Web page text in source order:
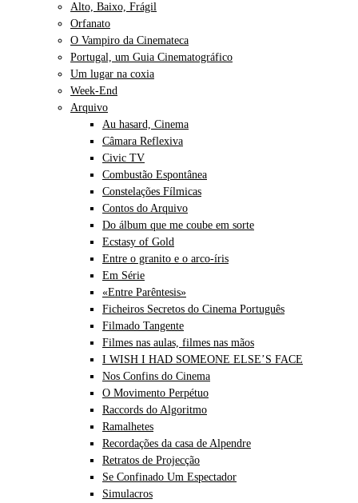
Alto, Baixo, Frágil
Orfanato
O Vampiro da Cinemateca
Portugal, um Guia Cinematográfico
Um lugar na coxia
Week-End
Arquivo
Au hasard, Cinema
Câmara Reflexiva
Civic TV
Combustão Espontânea
Constelações Fílmicas
Contos do Arquivo
Do álbum que me coube em sorte
Ecstasy of Gold
Entre o granito e o arco-íris
Em Série
«Entre Parêntesis»
Ficheiros Secretos do Cinema Português
Filmado Tangente
Filmes nas aulas, filmes nas mãos
I WISH I HAD SOMEONE ELSE’S FACE
Nos Confins do Cinema
O Movimento Perpétuo
Raccords do Algoritmo
Ramalhetes
Recordações da casa de Alpendre
Retratos de Projecção
Se Confinado Um Espectador
Simulacros